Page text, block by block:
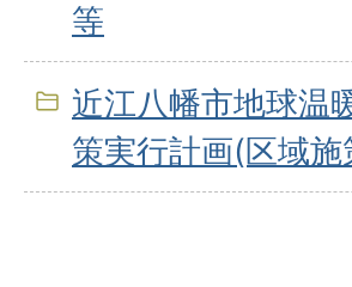
等
近江八幡市地球温
策実行計画(区域施